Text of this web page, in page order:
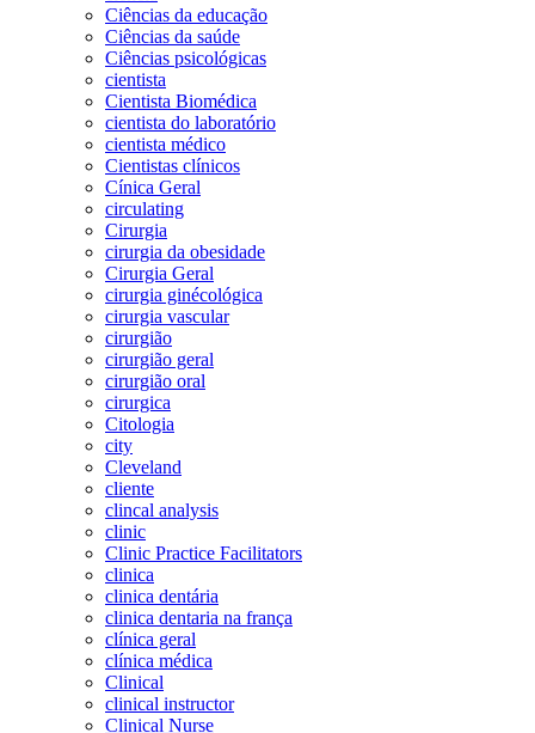
Ciências da educação
Ciências da saúde
Ciências psicológicas
cientista
Cientista Biomédica
cientista do laboratório
cientista médico
Cientistas clínicos
Cínica Geral
circulating
Cirurgia
cirurgia da obesidade
Cirurgia Geral
cirurgia ginécológica
cirurgia vascular
cirurgião
cirurgião geral
cirurgião oral
cirurgica
Citologia
city
Cleveland
cliente
clincal analysis
clinic
Clinic Practice Facilitators
clinica
clinica dentária
clinica dentaria na frança
clínica geral
clínica médica
Clinical
clinical instructor
Clinical Nurse